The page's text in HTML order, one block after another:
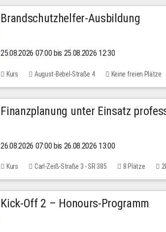
Brandschutzhelfer-Ausbildung
25.08.2026 07:00 bis 25.08.2026 12:30
Kurs August-Bebel-Straße 4 Keine freien Plätze
Finanzplanung unter Einsatz
26.08.2026 07:00 bis 26.08.2026 13:00
Kurs Carl-Zeiß-Straße 3 - SR 385 8 Plätze
Kick-Off 2 – Honours-Programm